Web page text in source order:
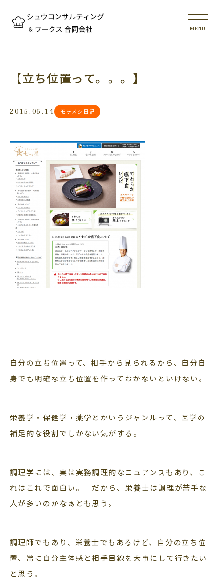
【立ち位置って。。。】
2015.05.14 モテメシ日記
自分の立ち位置って、相手から見られるから、自分自
身でも明確な立ち位置を作っておかないといけない。
栄養学・保健学・薬学とかいうジャンルって、医学の
補足的な役割でしかない気がする。
調理学には、実は実務調理的なニュアンスもあり、こ
れはこれで面白い。 だから、栄養士は調理が苦手な
人が多いのかなぁとも思う。
調理師でもあり、栄養士でもあるけど、自分の立ち位
置、常に自分主体感と相手目線を大事にして行きたい
と思う。